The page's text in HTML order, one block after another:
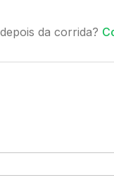
da corrida?